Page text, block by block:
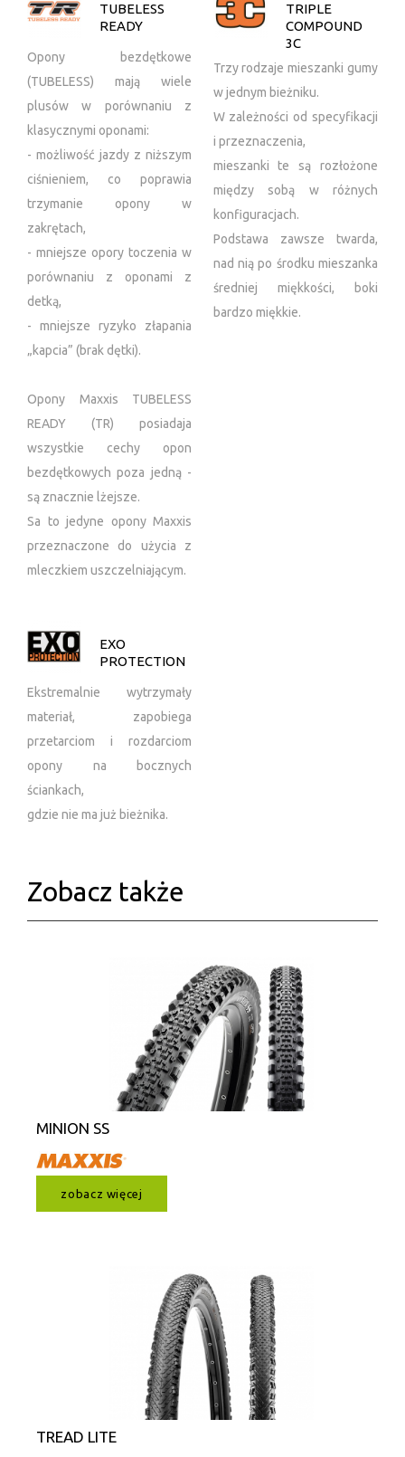
TUBELESS
READY
Opony bezdętkowe
(TUBELESS) mają wiele
plusów w porównaniu z
klasycznymi oponami:
- możliwość jazdy z niższym
ciśnieniem, co poprawia
trzymanie opony w
zakrętach,
- mniejsze opory toczenia w
porównaniu z oponami z
detką,
- mniejsze ryzyko złapania
„kapcia” (brak dętki).
Opony Maxxis TUBELESS
READY (TR) posiadaja
wszystkie cechy opon
bezdętkowych poza jedną -
są znacznie lżejsze.
Sa to jedyne opony Maxxis
przeznaczone do użycia z
mleczkiem uszczelniającym.
TRIPLE
COMPOUND
3C
Trzy rodzaje mieszanki gumy
w jednym bieżniku.
W zależności od specyfikacji
i przeznaczenia,
mieszanki te są rozłożone
między sobą w różnych
konfiguracjach.
Podstawa zawsze twarda,
nad nią po środku mieszanka
średniej miękkości, boki
bardzo miękkie.
EXO
PROTECTION
Ekstremalnie wytrzymały
materiał, zapobiega
przetarciom i rozdarciom
opony na bocznych
ściankach,
gdzie nie ma już bieżnika.
Zobacz także
MINION SS
zobacz więcej
TREAD LITE